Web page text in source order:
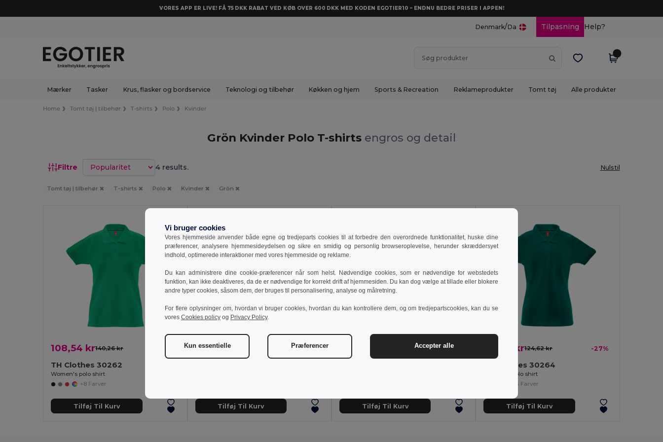
VORES APP ER LIVE! FÅ 75 DKK RABAT VED KØB OVER 600 DKK MED KODEN EGOTIER10 – ENDNU BEDRE PRISER I APPEN!
Denmark/Da Tilpasning Help?
Mærker Tasker Krus, flasker og bordservice Teknologi og tilbehør Køkken og hjem Sports & Recreation Reklameprodukter Tomt tøj Alle produkter
Home Tomt tøj | tilbehør T-shirts Polo Kvinder
Grön Kvinder Polo T-shirts engros og detail
Filtre Sorter efter 4 results. Nulstil
Tomt tøj | tilbehør T-shirts Polo Kvinder Grön
108,54 kr140,26 kr
TH Clothes 30262
Women's polo shirt
+8 Farver
Tilføj Til Kurv
77,62 kr -16%
Tilføj Til Kurv
-34%
Tilføj Til Kurv
90,43 kr124,62 kr -27%
TH Clothes 30264
Women's polo shirt
+5 Farver
Tilføj Til Kurv
Vi bruger cookies
Vores hjemmeside anvender både egne og tredjeparts cookies til at forbedre den overordnede funktionalitet, huske dine
præferencer, analysere hjemmesideydelsen og sikre en smidig og personlig browseroplevelse, herunder skræddersyet
indhold, optimerede interaktioner med vores hjemmeside og reklame.
Du kan administrere dine cookie-præferencer når som helst. Nødvendige cookies, som er nødvendige for webstedets
funktion, kan ikke deaktiveres, da de er nødvendige for korrekt drift af hjemmesiden. Du kan dog vælge at tillade eller blokere
andre typer cookies, såsom dem, der bruges til personalisering, analyse og målretning.
For flere oplysninger om, hvordan vi bruger cookies, hvordan du kan kontrollere dem, og om tredjepartscookies, kan du se
vores Cookies policy og Privacy Policy.
Kun essentielle Præferencer Accepter alle